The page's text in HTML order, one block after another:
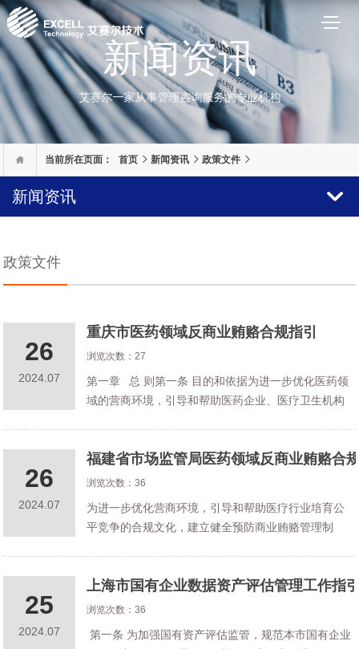
 当前所在页面： 首页 新闻资讯 政策文件
新闻资讯
政策文件
重庆市医药领域反商业贿赂合规指引
浏览次数：27
第一章 总 则第一条 目的和依据为进一步优化医药领
域的营商环境，引导和帮助医药企业、医疗卫生机构
业高质量发展，依据《中华人民共
26
2024.07
福建省市场监管局医药领域反商业贿赂合
浏览次数：36
为进一步优化营商环境，引导和帮助医疗行业培育公
平竞争的合规文化，建立健全预防商业贿赂管理制
简称《反不正当竞争法》)《中华人民共
26
2024.07
上海市国有企业数据资产评估管理工作指
浏览次数：36
第一条 为加强国有资产评估监管，规范本市国有企业
25
2024.07